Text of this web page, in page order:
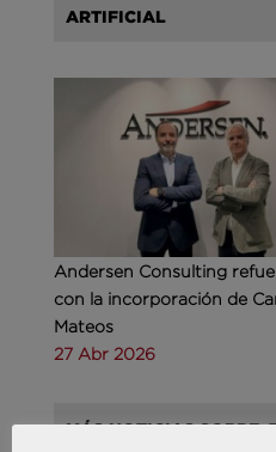
ARTIFICIAL
Andersen Consulting
con la incorporación de
Mateos
27 Abr 2026
MÁS NOTICIAS SOBRE: